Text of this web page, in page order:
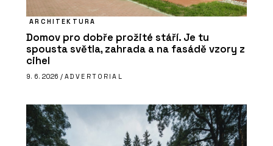
ARCHITEKTURA
Domov pro dobře prožité stáří. Je tu
spousta světla, zahrada a na fasádě vzory z
cihel
9. 6. 2026 / ADVERTORIAL